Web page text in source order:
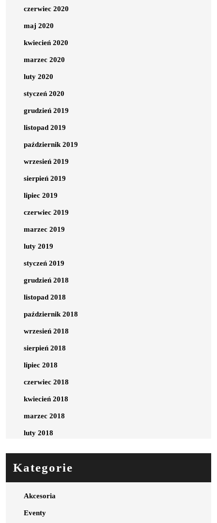
czerwiec 2020
maj 2020
kwiecień 2020
marzec 2020
luty 2020
styczeń 2020
grudzień 2019
listopad 2019
październik 2019
wrzesień 2019
sierpień 2019
lipiec 2019
czerwiec 2019
marzec 2019
luty 2019
styczeń 2019
grudzień 2018
listopad 2018
październik 2018
wrzesień 2018
sierpień 2018
lipiec 2018
czerwiec 2018
kwiecień 2018
marzec 2018
luty 2018
Kategorie
Akcesoria
Eventy